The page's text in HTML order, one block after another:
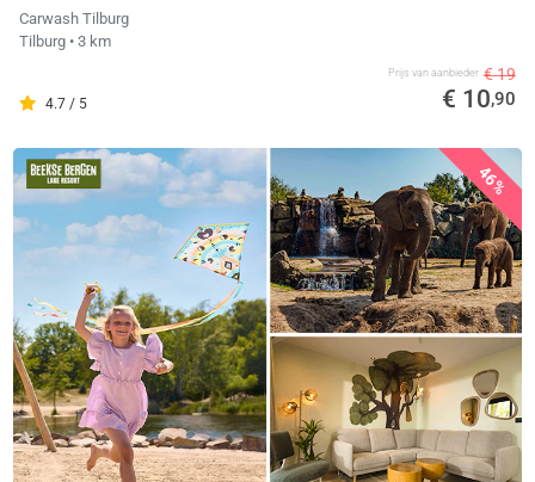
Carwash Tilburg
Tilburg • 3 km
4.7 / 5
Prijs van aanbieder € 19
€ 10,90
46%